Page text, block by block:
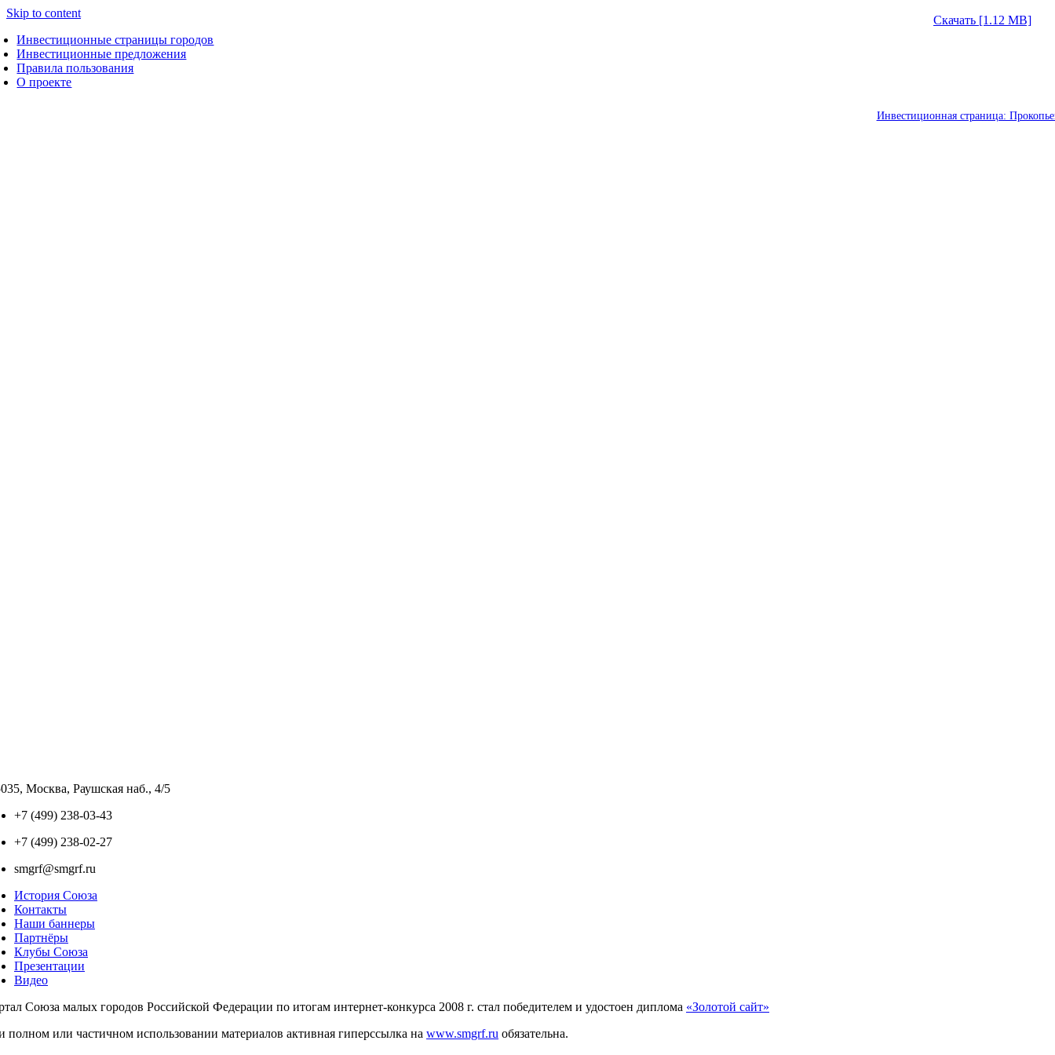
Skip to content
Инвестиционные страницы городов
Инвестиционные предложения
Правила пользования
О проекте
Инвестиционная страница:
Скачать [1.12 MB]
Москва, Раушская наб., 4/5
+7 (499) 238-03-43
+7 (499) 238-02-27
smgrf@smgrf.ru
История Союза
Контакты
Наши баннеры
Партнёры
Клубы Союза
Презентации
Видео
Союза малых городов Российской Федерации по итогам интернет-конкурса 2008 г. стал победителем и удостоен диплома «Золотой сайт»
полном или частичном использовании материалов активная гиперссылка на www.smgrf.ru обязательна.